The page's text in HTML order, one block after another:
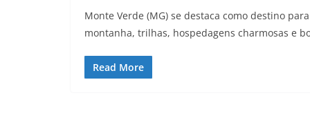
Monte Verde (MG) se destaca como destino
montanha, trilhas, hospedagens charmosas e
Read More